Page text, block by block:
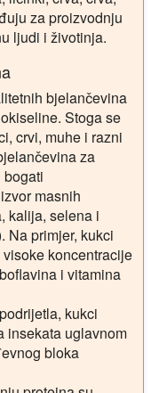
za proizvodnju
ljudi i životinja.
bjelančevina
Stoga se
crvi, muhe i razni
za
masnih
kalija, selena i
Na primjer, kukci
koncentracije
i vitamina
kukci
insekata uglavnom
bloka